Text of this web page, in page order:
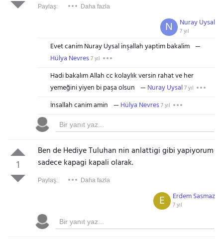
Paylaş: Daha fazla
Nuray Uysal
7 yıl
N
Evet canim Nuray Uysal inşallah yaptim bakalim
Hülya Nevres7 yıl
Hadi bakalım Allah cc kolaylık versin rahat ve her
yemeğini yiyen bi paşa olsun
Nuray Uysal7 yıl
İnsallah canim amin Hülya Nevres7 yıl
1
Ben de Hediye Tuluhan nin anlattigi gibi yapiyorum
sadece kapagi kapali olarak.
Paylaş: Daha fazla
Erdem Sasmaz
7 yıl
E